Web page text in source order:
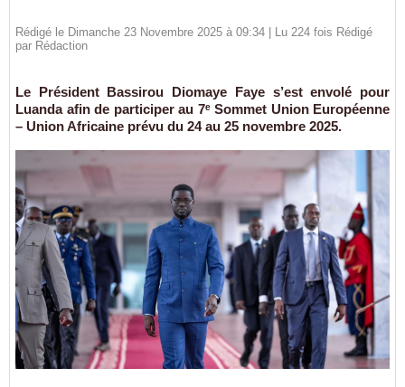
Rédigé le Dimanche 23 Novembre 2025 à 09:34 | Lu 224 fois Rédigé
par Rédaction
Le Président Bassirou Diomaye Faye s’est envolé pour
Luanda afin de participer au 7ᵉ Sommet Union Européenne
– Union Africaine prévu du 24 au 25 novembre 2025.